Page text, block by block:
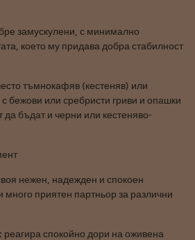
замускулени, с минимално
което му придава добра стабилност
тъмнокафяв (кестеняв) или
бежови или сребристи гриви и опашки
да бъдат и черни или кестеняво-
нежен, надежден и спокоен
много приятен партньор за различни
спокойно дори на оживена